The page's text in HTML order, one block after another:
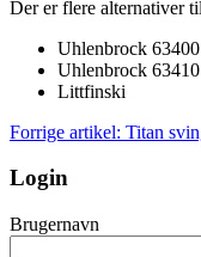
Der er flere alternativer
Uhlenbrock 63400
Uhlenbrock 63410
Littfinski
Forrige artikel: Titan
Login
Brugernavn